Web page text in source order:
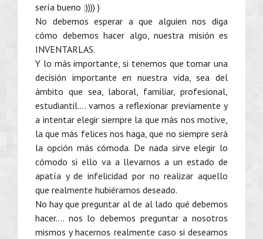
sería bueno :)))) )
No debemos esperar a que alguien nos diga
cómo debemos hacer algo, nuestra misión es
INVENTARLAS.
Y lo más importante, si tenemos que tomar una
decisión importante en nuestra vida, sea del
ámbito que sea, laboral, familiar, profesional,
estudiantil…. vamos a reflexionar previamente y
a intentar elegir siempre la que más nos motive,
la que más felices nos haga, que no siempre será
la opción más cómoda. De nada sirve elegir lo
cómodo si ello va a llevarnos a un estado de
apatía y de infelicidad por no realizar aquello
que realmente hubiéramos deseado.
No hay que preguntar al de al lado qué debemos
hacer…. nos lo debemos preguntar a nosotros
mismos y hacernos realmente caso si deseamos